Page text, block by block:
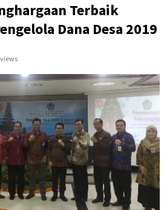
Terbaik
Dana Desa 2019